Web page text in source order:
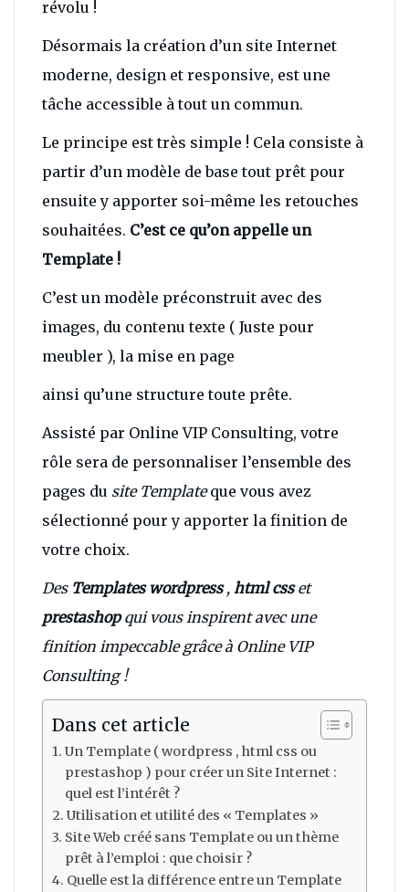
révolu !
Désormais la création d’un site Internet
moderne, design et responsive, est une
tâche accessible à tout un commun.
Le principe est très simple ! Cela consiste à
partir d’un modèle de base tout prêt pour
ensuite y apporter soi-même les retouches
souhaitées. C’est ce qu’on appelle un
Template !
C’est un modèle préconstruit avec des
images, du contenu texte ( Juste pour
meubler ), la mise en page
ainsi qu’une structure toute prête.
Assisté par Online VIP Consulting, votre
rôle sera de personnaliser l’ensemble des
pages du site Templateque vous avez
sélectionné pour y apporter la finition de
votre choix.
Des Templates wordpress, html csset
prestashopqui vous inspirent avec une
finition impeccable grâce à Online VIP
Consulting !
Dans cet article
Un Template ( wordpress , html css ou
prestashop ) pour créer un Site Internet :
quel est l’intérêt ?
Utilisation et utilité des « Templates »
Site Web créé sans Template ou un thème
prêt à l’emploi : que choisir ?
Quelle est la différence entre un Template